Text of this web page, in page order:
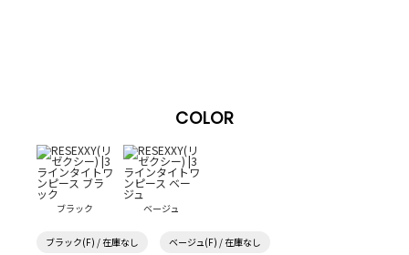
COLOR
ブラック ベージュ
ブラック(F) / 在庫なし ベージュ(F) / 在庫なし